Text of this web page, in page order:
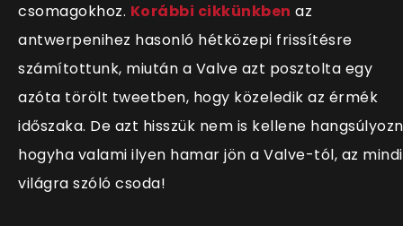
csomagokhoz. Korábbi cikkünkben az
antwerpenihez hasonló hétközepi frissítésre
számítottunk, miután a Valve azt posztolta egy
azóta törölt tweetben, hogy közeledik az érmék
időszaka. De azt hisszük nem is kellene
hogyha valami ilyen hamar jön a Valve-tól, az
világra szóló csoda!